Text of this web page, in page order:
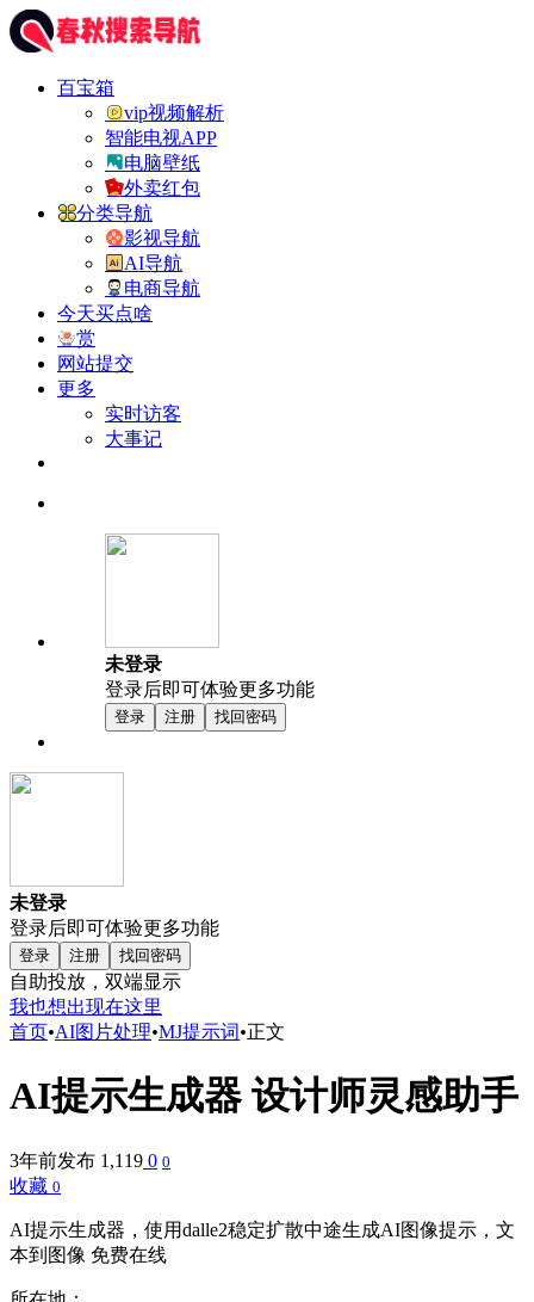
百宝箱
vip视频解析
智能电视APP
电脑壁纸
外卖红包
分类导航
影视导航
AI导航
电商导航
今天买点啥
赏
网站提交
更多
实时访客
大事记
未登录
登录后即可体验更多功能
登录 注册 找回密码
未登录
登录后即可体验更多功能
登录 注册 找回密码
自助投放，双端显示
我也想出现在这里
首页•AI图片处理•MJ提示词•正文
AI提示生成器 设计师灵感助手
3年前发布 1,119 0 0
收藏 0
AI提示生成器，使用dalle2稳定扩散中途生成AI图像提示，文
本到图像 免费在线